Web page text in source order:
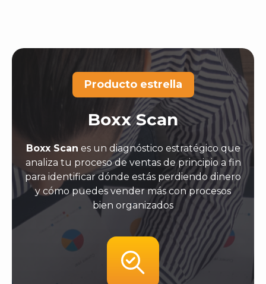
Producto estrella
Boxx Scan
Boxx Scan es un diagnóstico estratégico que
analiza tu proceso de ventas de principio a fin
para identificar dónde estás perdiendo dinero
y cómo puedes vender más con procesos
bien organizados